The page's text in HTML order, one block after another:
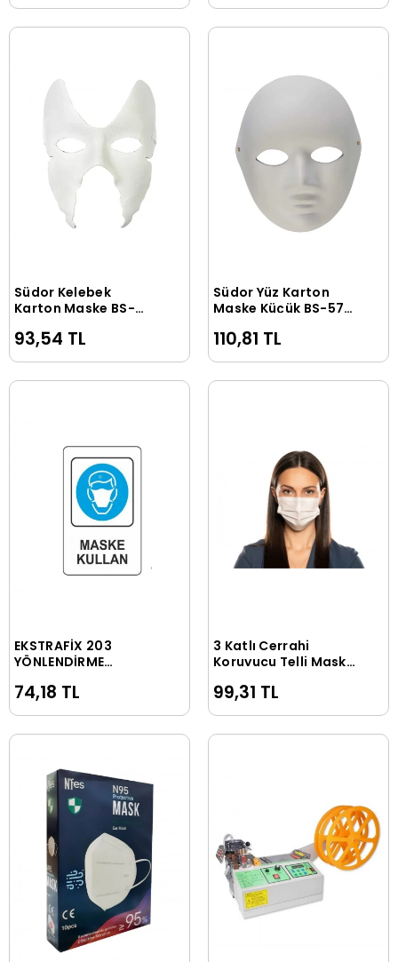
Sepete Ekle
Südor Kelebek
Karton Maske BS-
93,54 TL
Sepete Ekle
Südor Yüz Karton
Maske Küçük BS-57-
110,81 TL
Sepete Ekle
EKSTRAFİX 203
YÖNLENDİRME
KULLAN (YUL-311)
74,18 TL
Sepete Ekle
3 Katlı Cerrahi
Koruyucu Telli Maske
99,31 TL